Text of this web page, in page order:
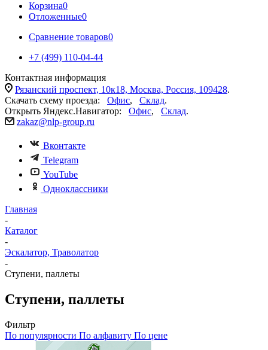
Корзина0
Отложенные0
Сравнение товаров0
+7 (499) 110-04-44
Контактная информация
Рязанский проспект, 10к18, Москва, Россия, 109428.
Скачать схему проезда: Офис, Склад.
Открыть Яндекс.Навигатор: Офис, Склад.
zakaz@nlp-group.ru
Вконтакте
Telegram
YouTube
Одноклассники
Главная
-
Каталог
-
Эскалатор, Траволатор
-
Ступени, паллеты
Ступени, паллеты
Фильтр
По популярности По алфавиту По цене